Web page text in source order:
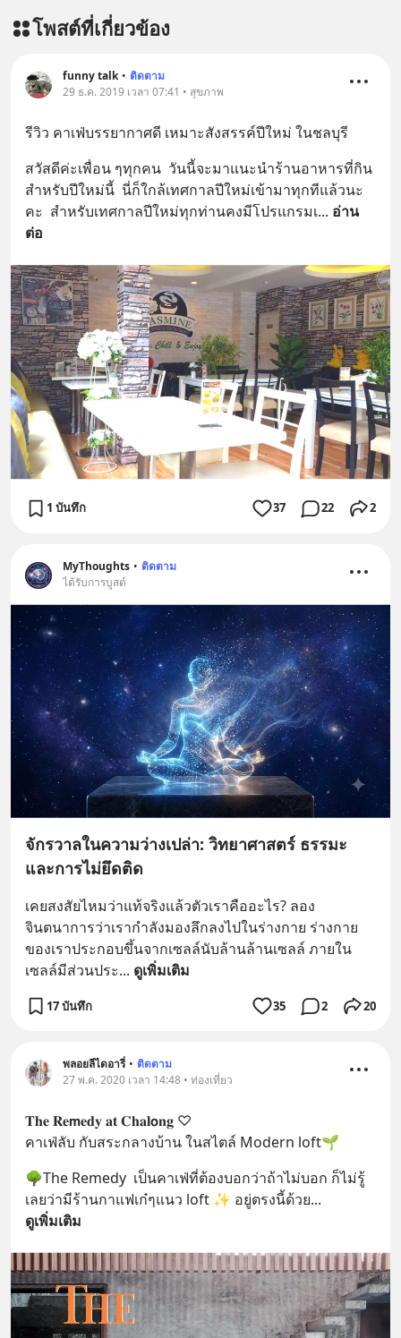
โพสต์ที่เกี่ยวข้อง
funny talk • ติดตาม
29 ธ.ค. 2019 เวลา 07:41 • สุขภาพ
รีวิว คาเฟ่บรรยากาศดี เหมาะสังสรรค์ปีใหม่ ในชลบุรี
สวัสดีค่ะเพื่อน ๆทุกคน  วันนี้จะมาแนะนำร้านอาหารที่กิน
สำหรับปีใหม่นี้  นี่ก็ใกล้เทศกาลปีใหม่เข้ามาทุกทีแล้วนะ
คะ  สำหรับเทศกาลปีใหม่ทุกท่านคงมีโปรแกรมเ... อ่าน
ต่อ
1 บันทึก 37 22 2
MyThoughts • ติดตาม
ได้รับการบูสต์
จักรวาลในความว่างเปล่า: วิทยาศาสตร์ ธรรมะ
และการไม่ยึดติด
เคยสงสัยไหมว่าแท้จริงแล้วตัวเราคืออะไร? ลอง
จินตนาการว่าเรากำลังมองลึกลงไปในร่างกาย ร่างกาย
ของเราประกอบขึ้นจากเซลล์นับล้านล้านเซลล์ ภายใน
เซลล์มีส่วนประ... ดูเพิ่มเติม
17 บันทึก 35 2 20
พลอยลีไดอารี่ • ติดตาม
27 พ.ค. 2020 เวลา 14:48 • ท่องเที่ยว
𝐓𝐡𝐞 𝐑𝐞𝗺𝐞𝐝𝐲 𝐚𝐭 𝐂𝐡𝐚𝐥𝗼𝐧𝐠 ♡︎
คาเฟ่ลับ กับสระกลางบ้าน ในสไตล์ Modern loft🌱
🌳The Remedy  เป็นคาเฟ่ที่ต้องบอกว่าถ้าไม่บอก ก็ไม่รู้
เลยว่ามีร้านกาแฟเก๋ๆแนว loft ✨ อยู่ตรงนี้ด้วย...
ดูเพิ่มเติม